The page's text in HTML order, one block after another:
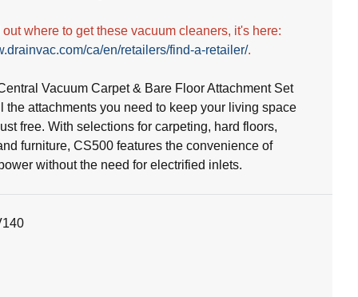
where to get these vacuum cleaners, it's here:
ca/en/retailers/find-a-retailer/.
Vacuum Carpet & Bare Floor Attachment Set
the attachments you need to keep your living space
free. With selections for carpeting, hard floors,
furniture, CS500 features the convenience of
without the need for electrified inlets.